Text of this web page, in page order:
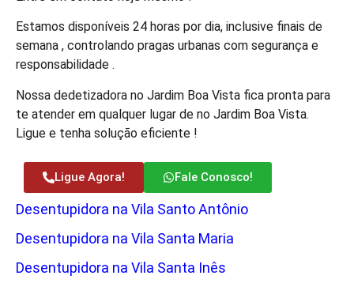
Estamos disponíveis 24 horas por dia, inclusive finais de
semana , controlando pragas urbanas com segurança e
responsabilidade .
Nossa dedetizadora no Jardim Boa Vista fica pronta para
te atender em qualquer lugar de no Jardim Boa Vista.
Ligue e tenha solução eficiente !
Ligue Agora! Fale Conosco!
Desentupidora na Vila Santo Antônio
Desentupidora na Vila Santa Maria
Desentupidora na Vila Santa Inês